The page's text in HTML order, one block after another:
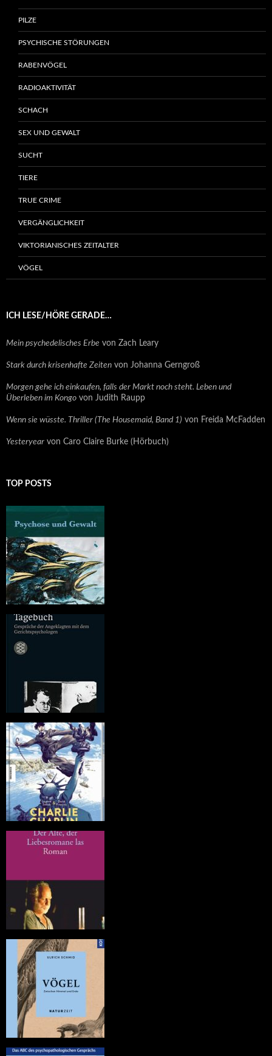
PILZE
PSYCHISCHE STÖRUNGEN
RABENVÖGEL
RADIOAKTIVITÄT
SCHACH
SEX UND GEWALT
SUCHT
TIERE
TRUE CRIME
VERGÄNGLICHKEIT
VIKTORIANISCHES ZEITALTER
VÖGEL
ICH LESE/HÖRE GERADE…
Mein psychedelisches Erbe von Zach Leary
Stark durch krisenhafte Zeiten von Johanna Gerngroß
Morgen gehe ich einkaufen, falls der Markt noch steht. Leben und
Überleben im Kongo von Judith Raupp
Wenn sie wüsste. Thriller (The Housemaid, Band 1) von Freida McFadden
Yesteryear von Caro Claire Burke (Hörbuch)
TOP POSTS